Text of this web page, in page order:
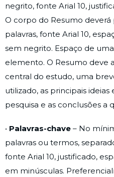
negrito, fonte Arial 10,
O corpo do Resumo deverá
palavras, fonte Arial 10,
sem negrito. Espaço de
elemento. O Resumo deve
central do estudo, uma
utilizado, as principais
pesquisa e as conclusões
• Palavras-chave – No
palavras ou termos,
fonte Arial 10, justificado,
em minúsculas.